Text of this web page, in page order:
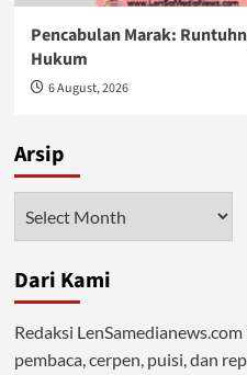
Pencabulan Marak:
Hukum
6 August, 2026
Arsip
Dari Kami
Redaksi
pembaca, cerpen, puisi, dan